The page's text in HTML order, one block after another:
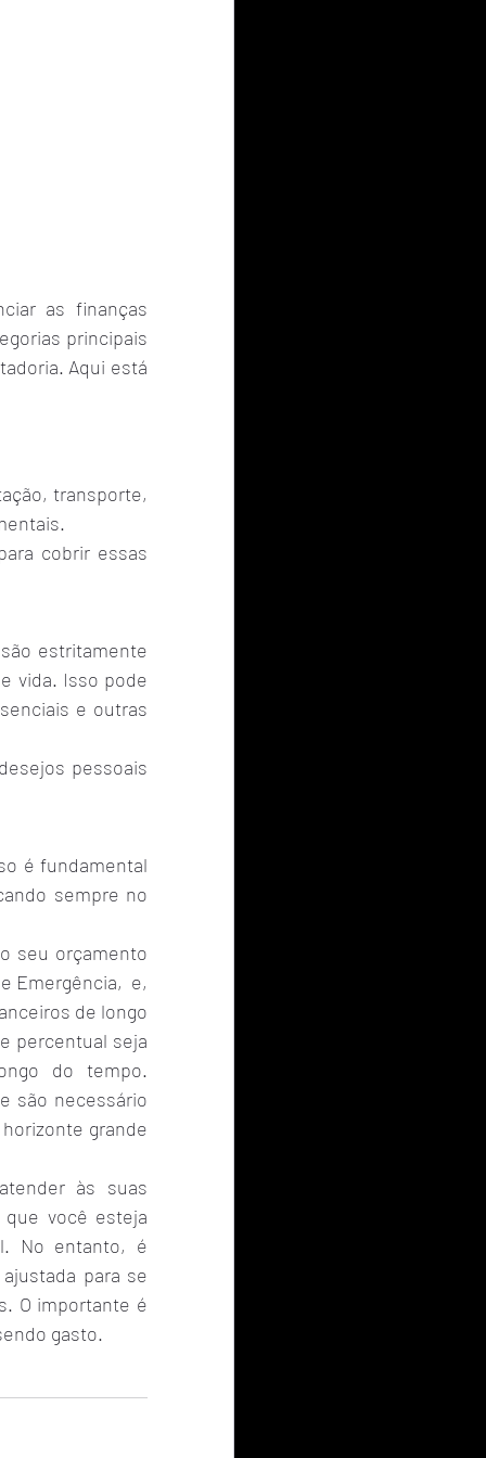
as finanças
principais
Aqui está
transporte,
cobrir essas
estritamente
vida. Isso pode
e outras
pessoais
é fundamental
sempre no
seu orçamento
Emergência,  e,
de longo
percentual seja
do tempo.
são necessário
grande
às suas
que você esteja
No entanto, é
para se
O importante é
gasto.